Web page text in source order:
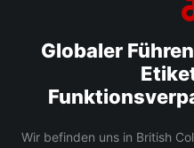
Globaler
Wir befinden uns in British